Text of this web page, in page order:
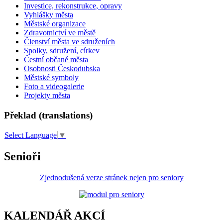
Investice, rekonstrukce, opravy
Vyhlášky města
Městské organizace
Zdravotnictví ve městě
Členství města ve sdruženích
Spolky, sdružení, církev
Čestní občané města
Osobnosti Českodubska
Městské symboly
Foto a videogalerie
Projekty města
Překlad (translations)
Select Language ▼
Senioři
Zjednodušená verze stránek nejen pro seniory
KALENDÁŘ AKCÍ